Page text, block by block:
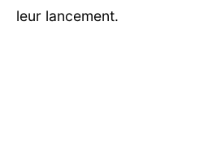
leur lancement.